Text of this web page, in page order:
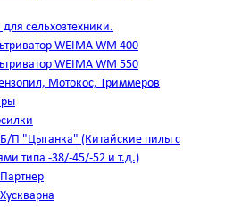
для сельхозтехники.
WEIMA WM 400
WEIMA WM 550
Мотокос, Триммеров
П "Цыганка" (Китайские пилы с
типа -38/-45/-52 и т.д.)